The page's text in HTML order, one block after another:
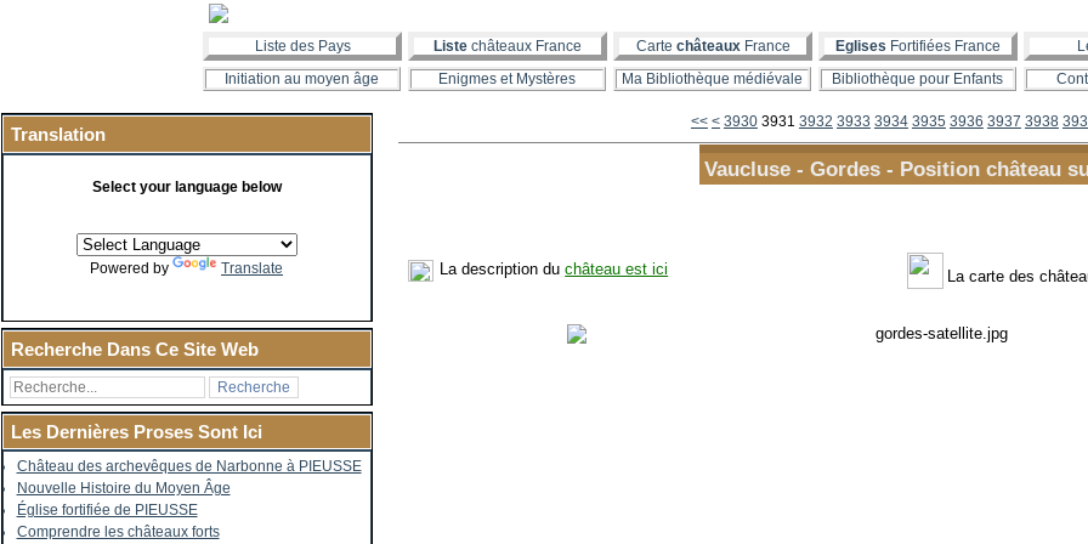
Liste des Pays Liste châteaux France Carte châteauxFrance Eglises Fortifiées France
Initiation au moyen âge
Enigmes et Mystères Ma Bibliothèque médiévale Bibliothèque pour Enfants
Translation
Select your language below
Powered by Translate
Recherche Dans Ce Site Web
Les Dernières Proses Sont Ici
Château des archevêques de Narbonne à PIEUSSE
Nouvelle Histoire du Moyen Âge
Église fortifiée de PIEUSSE
Comprendre les châteaux forts
<< < 3900
3910
3920
3930 3931 3932 3933 3934 3935 3936 3937 3938
Vaucluse - Gordes - Position château
La description duchâteau est ici La carte des